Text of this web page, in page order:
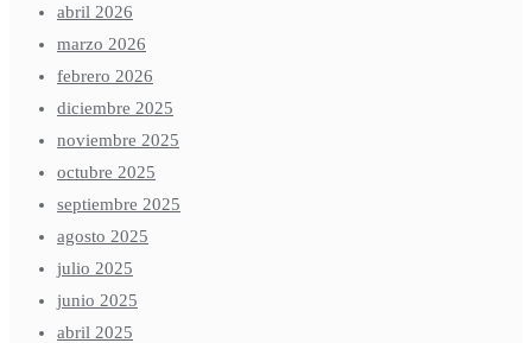
abril 2026
marzo 2026
febrero 2026
diciembre 2025
noviembre 2025
octubre 2025
septiembre 2025
agosto 2025
julio 2025
junio 2025
abril 2025